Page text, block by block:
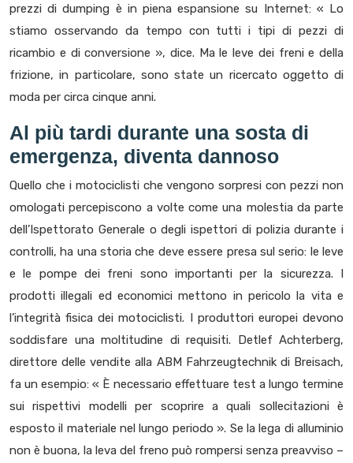
prezzi di dumping è in piena espansione su Internet: « Lo
stiamo osservando da tempo con tutti i tipi di pezzi di
ricambio e di conversione », dice. Ma le leve dei freni e della
frizione, in particolare, sono state un ricercato oggetto di
moda per circa cinque anni.
Al più tardi durante una sosta di
emergenza, diventa dannoso
Quello che i motociclisti che vengono sorpresi con pezzi non
omologati percepiscono a volte come una molestia da parte
dell’Ispettorato Generale o degli ispettori di polizia durante i
controlli, ha una storia che deve essere presa sul serio: le leve
e le pompe dei freni sono importanti per la sicurezza. I
prodotti illegali ed economici mettono in pericolo la vita e
l’integrità fisica dei motociclisti. I produttori europei devono
soddisfare una moltitudine di requisiti. Detlef Achterberg,
direttore delle vendite alla ABM Fahrzeugtechnik di Breisach,
fa un esempio: « È necessario effettuare test a lungo termine
sui rispettivi modelli per scoprire a quali sollecitazioni è
esposto il materiale nel lungo periodo ». Se la lega di alluminio
non è buona, la leva del freno può rompersi senza preavviso –